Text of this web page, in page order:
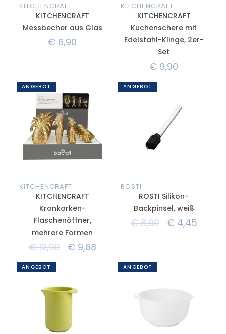
KITCHENCRAFT
KITCHENCRAFT
Messbecher aus Glas
€ 6,90
KITCHENCRAFT
KITCHENCRAFT
Küchenschere mit
Edelstahl-Klinge, 2er-
Set
€ 9,90
ANGEBOT
KITCHENCRAFT
KITCHENCRAFT
Kronkorken-
Flaschenöffner,
mehrere Formen
€12,90 €9,68
ANGEBOT
ROSTI
ROSTI Silikon-
Backpinsel, weiß
€8,90 €4,45
ANGEBOT ANGEBOT